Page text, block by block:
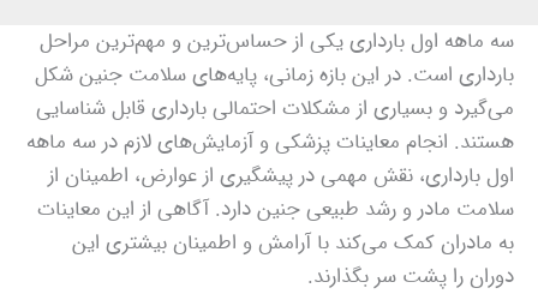
سه ماهه اول بارداری یکی از حساس‌ترین و مهم‌ترین مراحل
بارداری است. در این بازه زمانی، پایه‌های سلامت جنین شکل
می‌گیرد و بسیاری از مشکلات احتمالی بارداری قابل شناسایی
هستند. انجام معاینات پزشکی و آزمایش‌های لازم در سه ماهه
اول بارداری، نقش مهمی در پیشگیری از عوارض، اطمینان از
سلامت مادر و رشد طبیعی جنین دارد. آگاهی از این معاینات
به مادران کمک می‌کند با آرامش و اطمینان بیشتری این
دوران را پشت سر بگذارند.